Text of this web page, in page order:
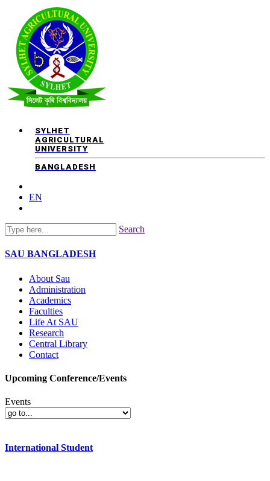
SYLHET
AGRICULTURAL
UNIVERSITY
BANGLADESH
EN
Search
SAU BANGLADESH
About Sau
Administration
Academics
Faculties
Life At SAU
Research
Central Library
Contact
Upcoming Conference/Events
Events
International Student